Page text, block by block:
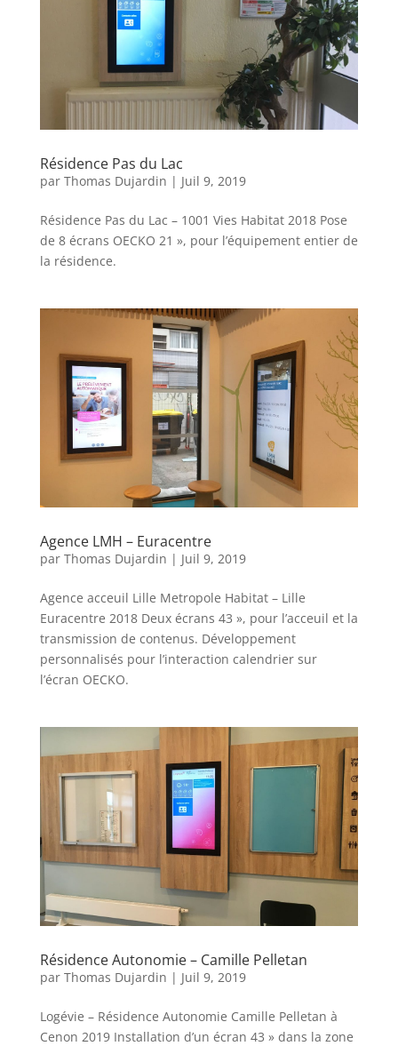
Résidence Pas du Lac
par Thomas Dujardin | Juil 9, 2019
Résidence Pas du Lac – 1001 Vies Habitat 2018 Pose
de 8 écrans OECKO 21 », pour l’équipement entier de
la résidence.
Agence LMH – Euracentre
par Thomas Dujardin | Juil 9, 2019
Agence acceuil Lille Metropole Habitat – Lille
Euracentre 2018 Deux écrans 43 », pour l’acceuil et la
transmission de contenus. Développement
personnalisés pour l’interaction calendrier sur
l’écran OECKO.
Résidence Autonomie – Camille Pelletan
par Thomas Dujardin | Juil 9, 2019
Logévie – Résidence Autonomie Camille Pelletan à
Cenon 2019 Installation d’un écran 43 » dans la zone